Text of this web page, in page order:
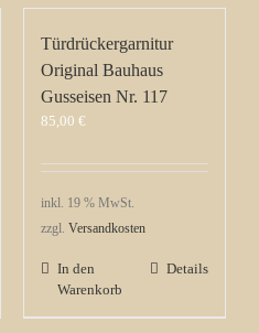
Türdrückergarnitur
Original Bauhaus
Gusseisen Nr. 117
85,00 €
inkl. 19 % MwSt.
zzgl. Versandkosten
In den
Warenkorb
Details